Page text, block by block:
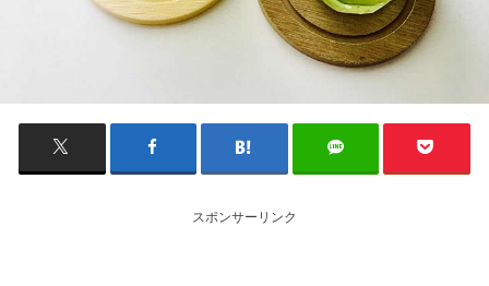
スポンサーリンク